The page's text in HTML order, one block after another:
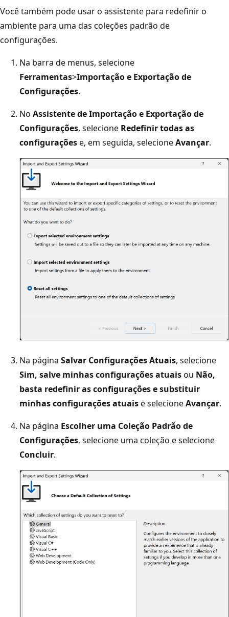
Você também pode usar o assistente para redefinir o
ambiente para uma das coleções padrão de
configurações.
Na barra de menus, selecione
Ferramentas>Importação e Exportação de
Configurações.
No Assistente de Importação e Exportação de
Configurações, selecione Redefinir todas as
configuraçõese, em seguida, selecioneAvançar.
Na página Salvar Configurações Atuais, selecione
Sim, salve minhas configurações atuaisou Não,
basta redefinir as configurações e substituir
minhas configurações atuaise selecioneAvançar.
Na página Escolher uma Coleção Padrão de
Configurações, selecione uma coleção e selecione
Concluir.